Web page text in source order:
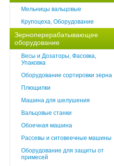
Мельницы вальцовые
Крупоцеха, Оборудование
Зерноперерабатывающее
оборудование
Весы и Дозаторы, Фасовка,
Упаковка
Оборудование сортировки зерна
Плющилки
Машина для шелушения
Вальцовые станки
Обоечная машина
Рассевы и ситовеечные машины
Оборудование для защиты от
примесей